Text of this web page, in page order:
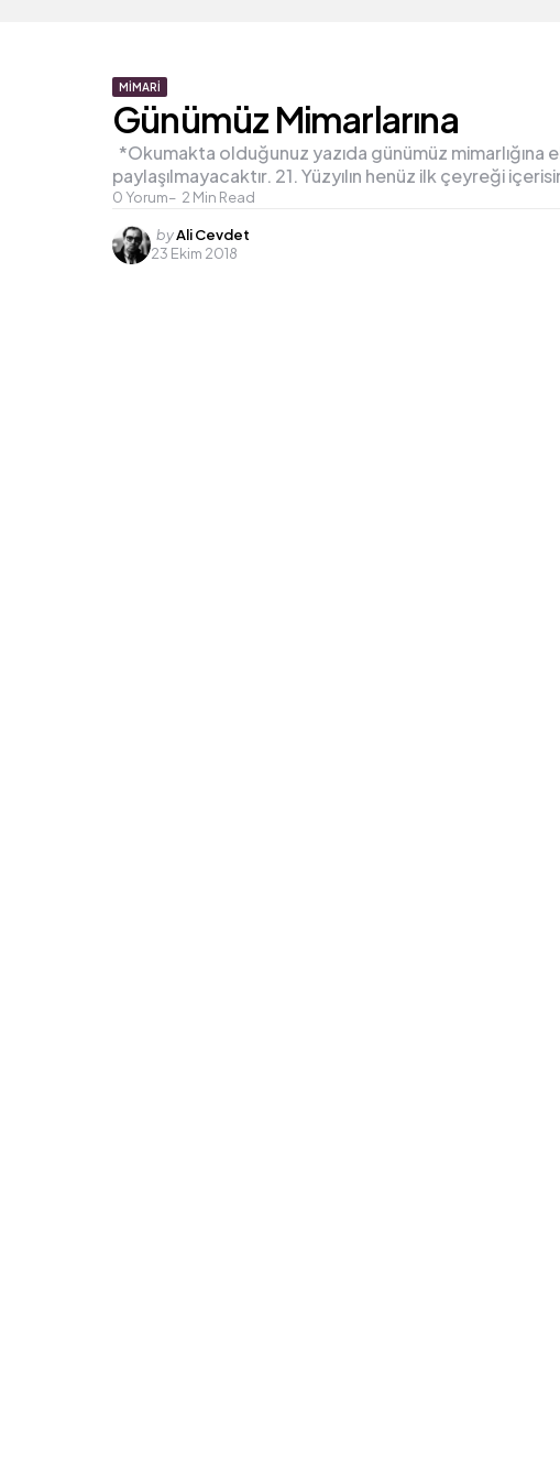
MIMARI
Günümüz Mimarlarına
0 Yorum 2 Min Read
*Okumakta olduğunuz yazıda günümüz mimarlığına
paylaşılmayacaktır. 21. Yüzyılın henüz ilk çeyreği
Posted
by
byAli Cevdet
23 Ekim 2018